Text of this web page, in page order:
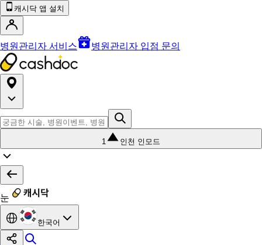
캐시닥 앱 설치
병원관리자 서비스 병원관리자 입점 문의
1 인천 인모드
눈
한국어